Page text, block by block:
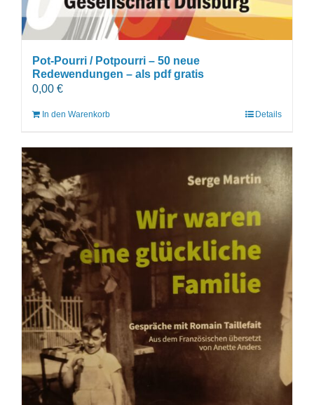
Pot-Pourri / Potpourri – 50 neue
Redewendungen – als pdf gratis
0,00 €
In den Warenkorb Details